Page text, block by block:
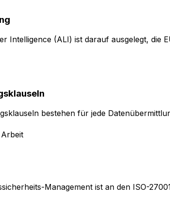
Intelligence (ALI) ist darauf ausgelegt,
bestehen für jede
Management ist an den ISO-